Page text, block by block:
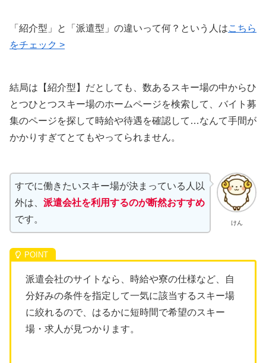
「紹介型」と「派遣型」の違いって何？という人はこちら
をチェック >
結局は【紹介型】だとしても、数あるスキー場の中からひ
とつひとつスキー場のホームページを検索して、バイト募
集のページを探して時給や待遇を確認して…なんて手間が
かかりすぎてとてもやってられません。
けん
すでに働きたいスキー場が決まっている人以
外は、 派遣会社を利用するのが断然おすすめ
です。
派遣会社のサイトなら、時給や寮の仕様など、自
分好みの条件を指定して一気に該当するスキー場
に絞れるので、はるかに短時間で希望のスキー
場・求人が見つかります。